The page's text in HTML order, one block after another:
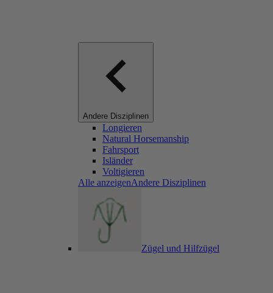
Andere Disziplinen
Longieren
Natural Horsemanship
Fahrsport
Isländer
Voltigieren
Alle anzeigenAndere Disziplinen
Zügel und Hilfzügel